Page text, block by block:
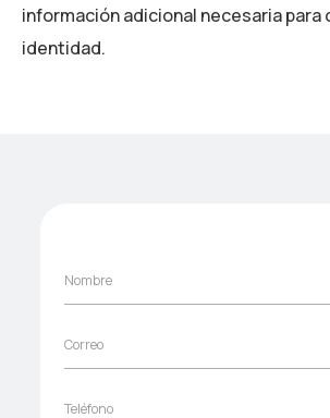
información adicional necesaria para
identidad.
N
o
b
r
*
Nombre
C
o
r
Correo
T
Teléfono